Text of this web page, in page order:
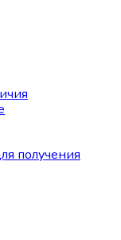
получения